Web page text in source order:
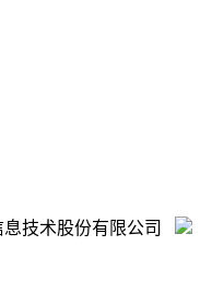
技术股份有限公司